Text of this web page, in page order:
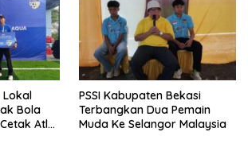
Lokal
Bola
Atlet
PSSI Kabupaten Bekasi
Terbangkan Dua Pemain
Muda Ke Selangor Malaysia